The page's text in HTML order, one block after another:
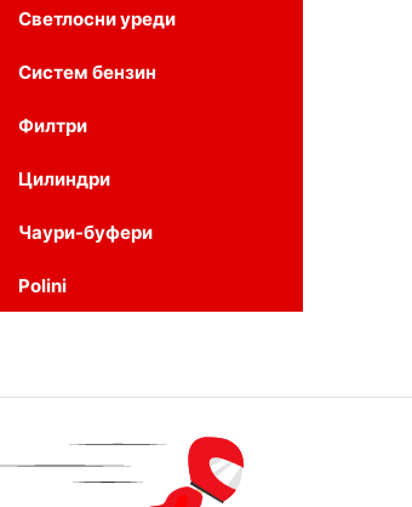
Светлосни уреди
Систем бензин
Филтри
Цилиндри
Чаури-буфери
Polini